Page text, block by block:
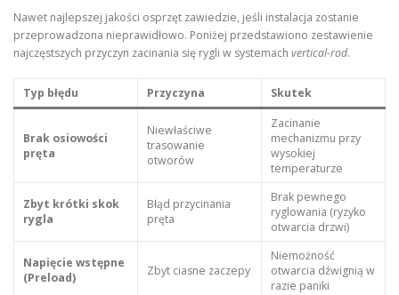
Nawet najlepszej jakości osprzęt zawiedzie, jeśli instalacja zostanie
przeprowadzona nieprawidłowo. Poniżej przedstawiono zestawienie
najczęstszych przyczyn zacinania się rygli w systemach vertical-rod.
Typ błędu Przyczyna Skutek
Brak osiowości
pręta
Niewłaściwe
trasowanie
otworów
Zacinanie
mechanizmu przy
wysokiej
temperaturze
Zbyt krótki skok
rygla
Błąd przycinania
pręta
Brak pewnego
ryglowania (ryzyko
otwarcia drzwi)
Napięcie wstępne
(Preload)
Zbyt ciasne zaczepy
Niemożność
otwarcia dźwignią w
razie paniki